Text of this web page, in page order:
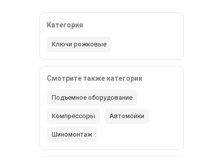
Категория
Ключи рожковые
Смотрите также категории
Подъемное оборудование
Компрессоры Автомойки
Шиномонтаж